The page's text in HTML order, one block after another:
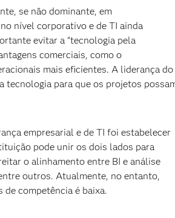
se não dominante, em
nível corporativo e de TI ainda
evitar a “tecnologia pela
comerciais, como o
mais eficientes. A liderança do
tecnologia para que os projetos
empresarial e de TI foi estabelecer
pode unir os dois lados para
o alinhamento entre BI e análise
outros. Atualmente, no entanto,
competência é baixa.